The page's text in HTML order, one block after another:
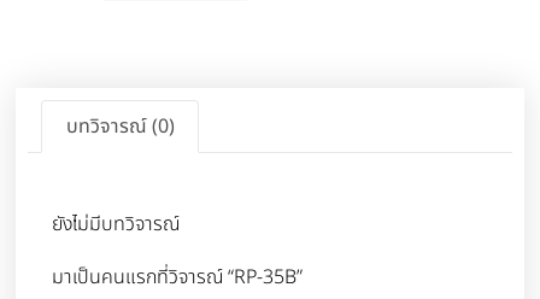
บทวิจารณ์ (0)
ยังไม่มีบทวิจารณ์
มาเป็นคนแรกที่วิจารณ์ “RP-35B”